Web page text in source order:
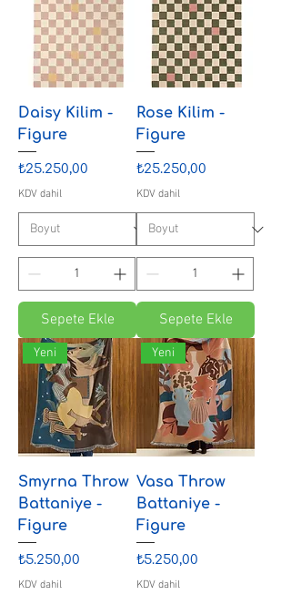
Daisy Kilim -
Figure
Fiyat
₺25.250,00
KDV dahil
Sepete Ekle
Rose Kilim -
Figure
Fiyat
₺25.250,00
KDV dahil
Sepete Ekle
Yeni
Smyrna Throw
Battaniye -
Figure
Fiyat
₺5.250,00
KDV dahil
Yeni
Vasa Throw
Battaniye -
Figure
Fiyat
₺5.250,00
KDV dahil